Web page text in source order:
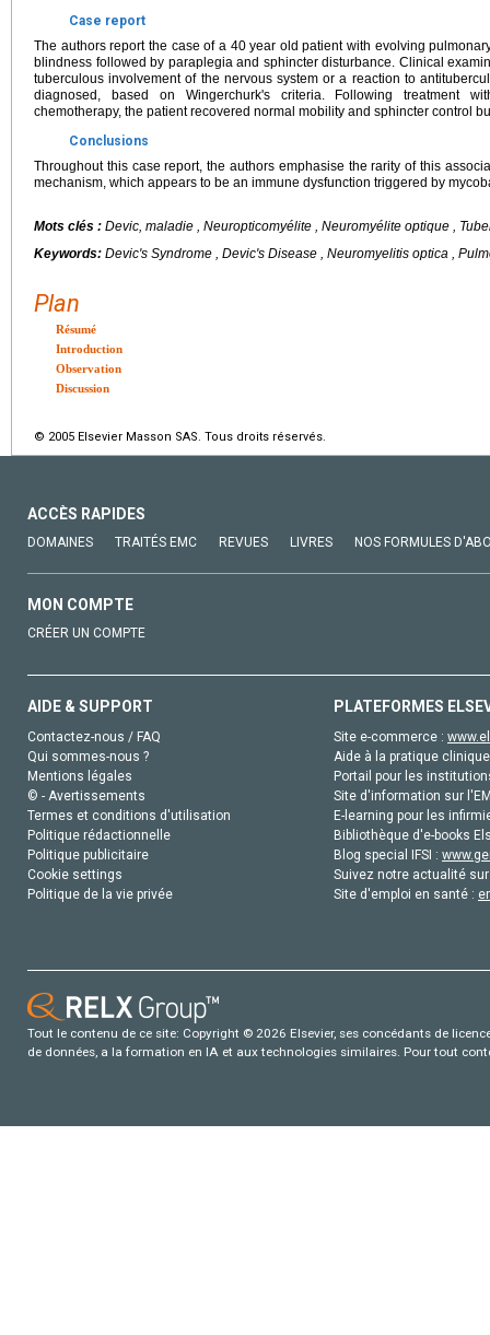
Case report
The authors report the case of a 40 year old patient with evolving
blindness followed by paraplegia and sphincter disturbance. Clinical
tuberculous involvement of the nervous system or a reaction to
diagnosed, based on Wingerchurk's criteria. Following treatment
chemotherapy, the patient recovered normal mobility and sphincter control
Conclusions
Throughout this case report, the authors emphasise the rarity of this
mechanism, which appears to be an immune dysfunction triggered by
Mots clés : Devic, maladie , Neuropticomyélite , Neuromyélite optique ,
Keywords: Devic's Syndrome , Devic's Disease , Neuromyelitis optica ,
Plan
Résumé
Introduction
Observation
Discussion
© 2005 Elsevier Masson SAS. Tous droits réservés.
ACCÈS RAPIDES
DOMAINES TRAITÉS EMC REVUES LIVRES NOS FORMULES
MON COMPTE
CRÉER UN COMPTE
AIDE & SUPPORT
Contactez-nous / FAQ
Qui sommes-nous ?
Mentions légales
© - Avertissements
Termes et conditions d'utilisation
Politique rédactionnelle
Politique publicitaire
Cookie settings
Politique de la vie privée
PLATEFORMES
Site e-commerce :
Aide à la pratique
Portail pour les
Site d'information sur
E-learning pour les
Bibliothèque d'e-books
Blog special IFSI :
Suivez notre actualité
Site d'emploi en santé :
Tout le contenu de ce site: Copyright © 2026 Elsevier, ses concédants de
de données, a la formation en IA et aux technologies similaires. Pour tout